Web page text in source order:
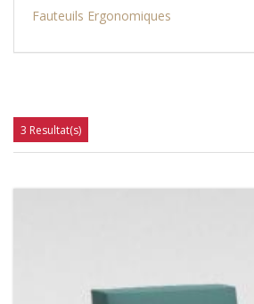
Fauteuils Ergonomiques
3 Resultat(s)